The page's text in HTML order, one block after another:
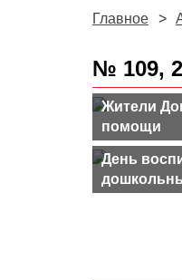
Главное
№ 109,
Жители
помощи
День